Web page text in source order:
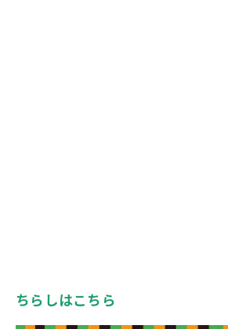
ちらしはこちら